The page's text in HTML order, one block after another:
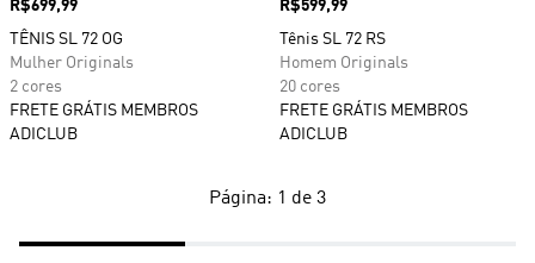
Preço
R$699,99
TÊNIS SL 72 OG
Mulher Originals
2 cores
FRETE GRÁTIS MEMBROS
ADICLUB
Preço
R$599,99
Tênis SL 72 RS
Homem Originals
20 cores
FRETE GRÁTIS MEMBROS
ADICLUB
Página: 1 de 3